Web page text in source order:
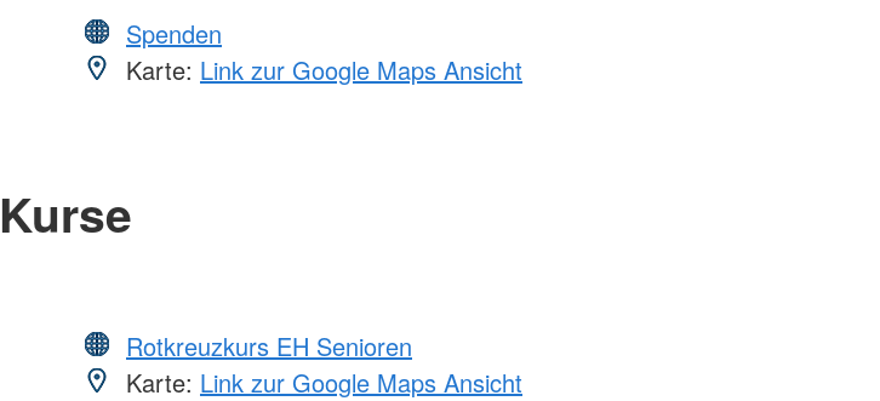
Spenden
Karte: Link zur Google Maps Ansicht
Kurse
Rotkreuzkurs EH Senioren
Karte: Link zur Google Maps Ansicht